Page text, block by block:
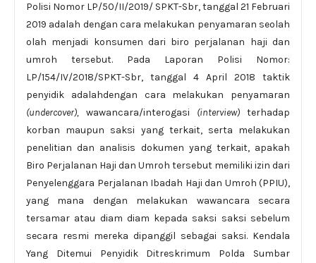
Polisi Nomor LP/50/II/2019/ SPKT-Sbr, tanggal 21 Februari
2019 adalah dengan cara melakukan penyamaran seolah
olah menjadi konsumen dari biro perjalanan haji dan
umroh tersebut. Pada Laporan Polisi Nomor:
LP/154/IV/2018/SPKT-Sbr, tanggal 4 April 2018 taktik
penyidik adalahdengan cara melakukan penyamaran
(undercover), wawancara/interogasi (interview) terhadap
korban maupun saksi yang terkait, serta melakukan
penelitian dan analisis dokumen yang terkait, apakah
Biro Perjalanan Haji dan Umroh tersebut memiliki izin dari
Penyelenggara Perjalanan Ibadah Haji dan Umroh (PPIU),
yang mana dengan melakukan wawancara secara
tersamar atau diam diam kepada saksi saksi sebelum
secara resmi mereka dipanggil sebagai saksi. Kendala
Yang Ditemui Penyidik Ditreskrimum Polda Sumbar